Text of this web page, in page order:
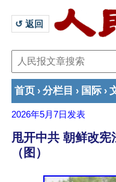
↺ 返回
首页 › 分栏目 › 国际 ›
2026年5月7日 发表
甩开中共 朝鲜改宪
（图）